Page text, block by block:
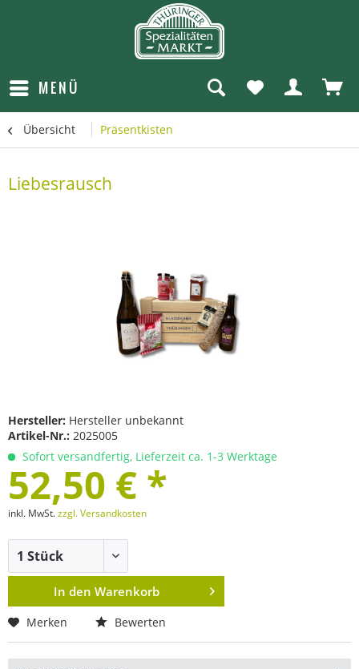
MENÜ
Übersicht Präsentkisten
Liebesrausch
Hersteller: Hersteller unbekannt
Artikel-Nr.: 2025005
Sofort versandfertig, Lieferzeit ca. 1-3 Werktage
52,50 € *
inkl. MwSt.zzgl. Versandkosten
In den Warenkorb
Merken Bewerten